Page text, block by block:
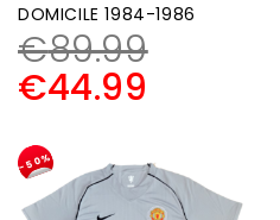
DOMICILE 1984-1986
€89.99
€44.99
-50%